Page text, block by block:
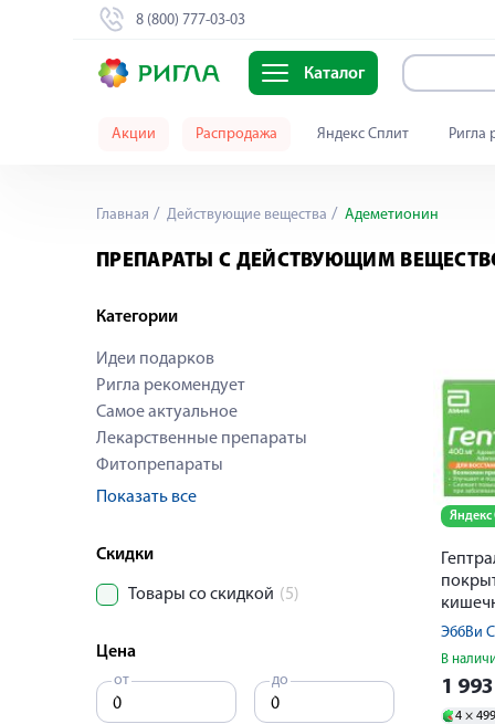
8 (800) 777-03-03
Каталог
Акции Распродажа Яндекс Сплит Ригла
Главная Действующие вещества Адеметионин
ПРЕПАРАТЫ С ДЕЙСТВУЮЩИМ
Категории
Идеи подарков
Ригла рекомендует
Самое актуальное
Лекарственные препараты
Фитопрепараты
Показать все
Скидки
Товары со скидкой (5)
Цена
от до
Яндекс
ЭббВи
В
1 993
4 × 499